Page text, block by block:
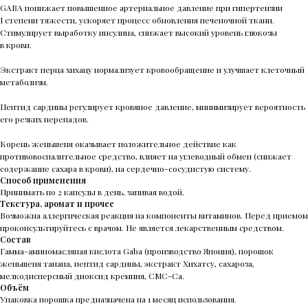
GABA понижает повышенное артериальное давление при гипертензии
I степени тяжести, ускоряет процесс обновления печеночной ткани.
Стимулирует выработку инсулина, снижает высокий уровень глюкозы
в крови.
Экстракт перца хихацу нормализует кровообращение и улучшает клеточный
метаболизм.
Пептид сардины регулирует кровяное давление, минимизирует вероятность
его резких перепадов.
Корень женьшеня оказывает положительное действие как
противовоспалительное средство, влияет на углеводный обмен (снижает
содержание сахара в крови), на сердечно-сосудистую систему.
Способ применения
Принимать по 2 капсулы в день, запивая водой.
Текстура, аромат и прочее
Возможна аллергическая реакция на компоненты витаминов. Перед приемом
проконсультируйтесь с врачом. Не является лекарственным средством.
Состав
Гамма-аминомасляная кислота Gaba (производство Япония), порошок
женьшеня танана, пептид сардины, экстракт Хихатсу, сахароза,
мелкодисперсный диоксид кремния, CMC-Ca.
Объём
Упаковка порошка предназначена на 1 месяц использования.